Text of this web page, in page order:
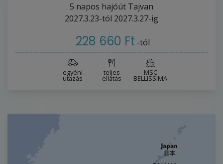
5 napos hajóút Tajvan
2027.3.23-tól 2027.3.27-ig
228 660 Ft -tól
egyéni
utazás
teljes
ellátás
MSC
BELLISSIMA